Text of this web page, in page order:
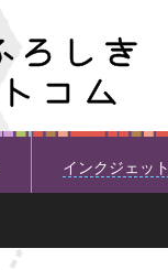
インクジェット